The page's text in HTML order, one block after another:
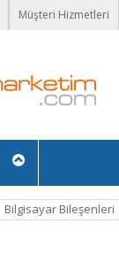
Müşteri Hizmetleri
Bilgisayar Bileşenleri